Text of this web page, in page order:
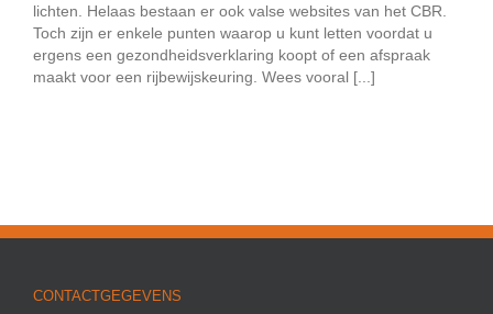
lichten. Helaas bestaan er ook valse websites van het CBR.
Toch zijn er enkele punten waarop u kunt letten voordat u
ergens een gezondheidsverklaring koopt of een afspraak
maakt voor een rijbewijskeuring. Wees vooral [...]
CONTACTGEGEVENS